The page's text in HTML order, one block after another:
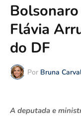
Flávia
do DF
Por Bruna
A deputada e